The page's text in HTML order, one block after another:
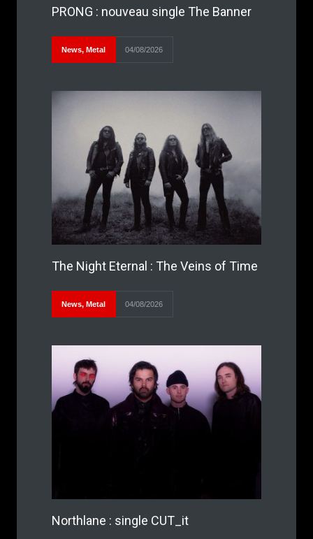
PRONG : nouveau single The Banner
News, Metal 04/08/2026
The Night Eternal : The Veins of Time
News, Metal 04/08/2026
Northlane : single CUT_it